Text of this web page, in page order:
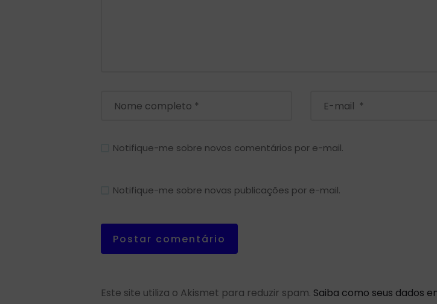
Notifique-me sobre novos comentários por e-mail.
Notifique-me sobre novas publicações por e-mail.
Este site utiliza o Akismet para reduzir spam. Saiba como seus dados